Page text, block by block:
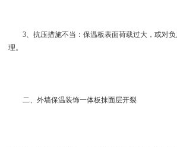
3、抗压措施不当：保温板表面荷载过大，或对负
理。
二、外墙保温装饰一体板抹面层开裂